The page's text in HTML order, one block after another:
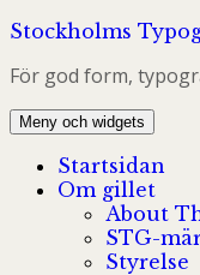
Hoppa
innehåll
Stockholms
För god form,
Meny och widgets
Startsidan
Om gillet
About
STG-
Styrelse